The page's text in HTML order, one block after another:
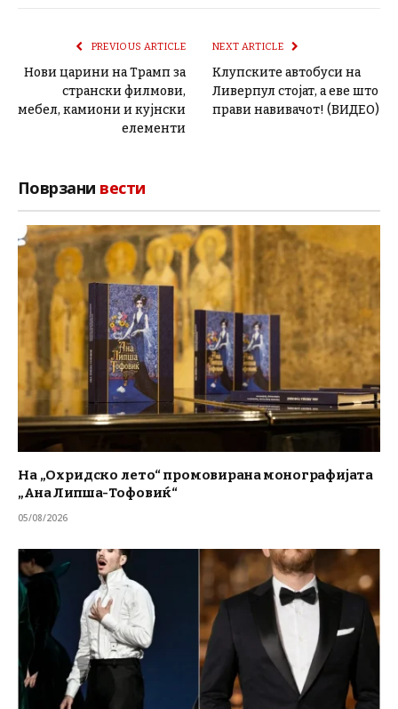
PREVIOUS ARTICLE
Нови царини на Трамп за
странски филмови,
мебел, камиони и кујнски
елементи
NEXT ARTICLE
Клупските автобуси на
Ливерпул стојат, а еве што
прави навивачот! (ВИДЕО)
Поврзани вести
На „Охридско лето“ промовирана монографијата
„Ана Липша-Тофовиќ“
05/08/2026